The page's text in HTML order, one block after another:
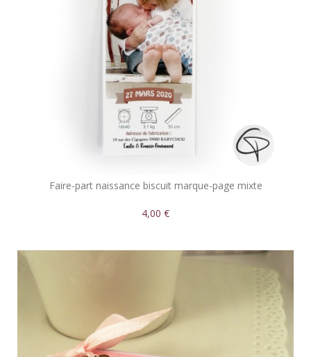
Faire-part naissance biscuit marque-page mixte
4,00 €